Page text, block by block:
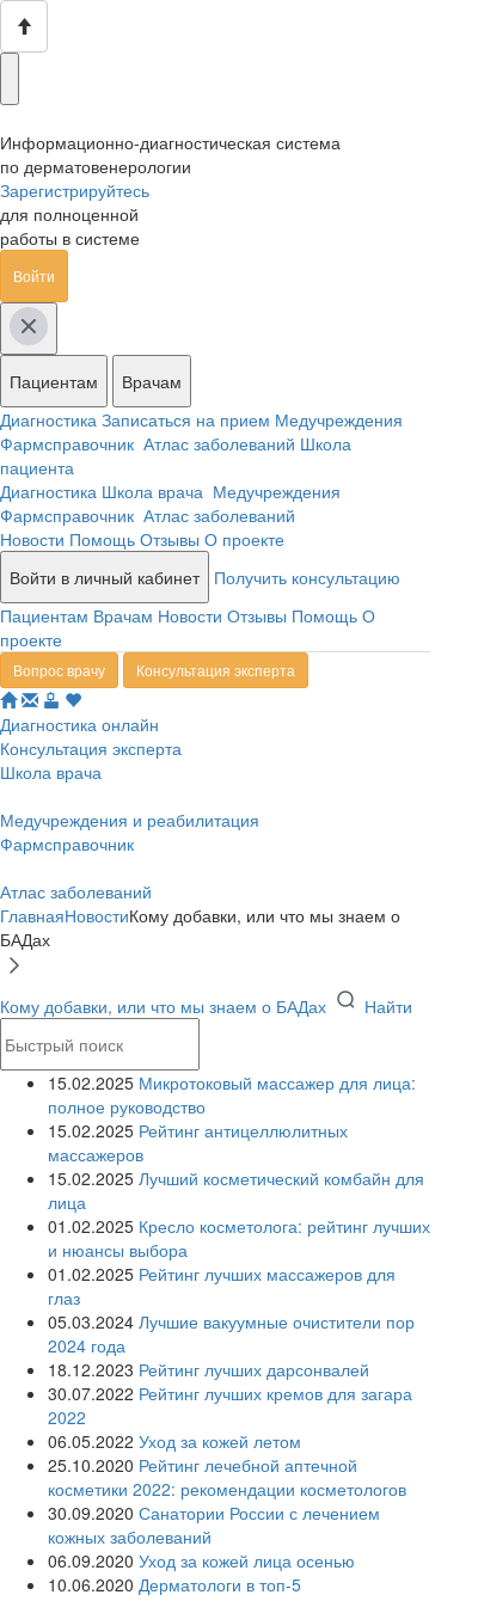
Информационно-диагностическая система
по дерматовенерологии
Зарегистрируйтесь
для полноценной
работы в системе
Войти
Пациентам
Врачам
Диагностика Записаться на прием Медучреждения
Фармсправочник Атлас заболеваний Школа
пациента
Диагностика Школа врача Медучреждения
Фармсправочник Атлас заболеваний
Новости Помощь Отзывы О проекте
Войти в личный кабинет
Получить консультацию
Пациентам Врачам Новости Отзывы Помощь О
проекте
Вопрос врачу Консультация эксперта
Диагностика онлайн
Консультация эксперта
Школа врача
Медучреждения и реабилитация
Фармсправочник
Атлас заболеваний
ГлавнаяНовостиКому добавки, или что мы знаем о
БАДах
Кому добавки, или что мы знаем о БАДах Найти
15.02.2025 Микротоковый массажер для лица:
полное руководство
15.02.2025 Рейтинг антицеллюлитных
массажеров
15.02.2025 Лучший косметический комбайн для
лица
01.02.2025 Кресло косметолога: рейтинг лучших
и нюансы выбора
01.02.2025 Рейтинг лучших массажеров для
глаз
05.03.2024 Лучшие вакуумные очистители пор
2024 года
18.12.2023 Рейтинг лучших дарсонвалей
30.07.2022 Рейтинг лучших кремов для загара
2022
06.05.2022 Уход за кожей летом
25.10.2020 Рейтинг лечебной аптечной
косметики 2022: рекомендации косметологов
30.09.2020 Санатории России с лечением
кожных заболеваний
06.09.2020 Уход за кожей лица осенью
10.06.2020 Дерматологи в топ-5